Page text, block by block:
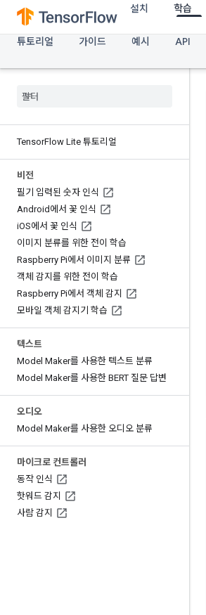
설치 학습
튜토리얼 가이드 예시 API
TensorFlow Lite 튜토리얼
비전
필기 입력된 숫자 인식
Android에서 꽃 인식
iOS에서 꽃 인식
이미지 분류를 위한 전이 학습
Raspberry Pi에서 이미지 분류
객체 감지를 위한 전이 학습
Raspberry Pi에서 객체 감지
모바일 객체 감지기 학습
텍스트
Model Maker를 사용한 텍스트 분류
Model Maker를 사용한 BERT 질문 답변
오디오
Model Maker를 사용한 오디오 분류
마이크로 컨트롤러
동작 인식
핫워드 감지
사람 감지